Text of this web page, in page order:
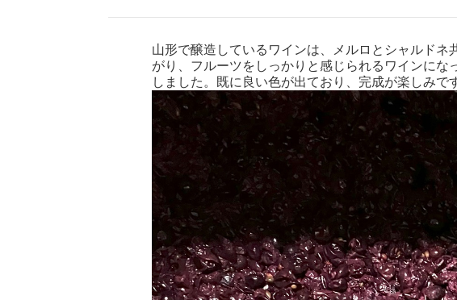
山形で醸造しているワインは、メルロとシャルド
がり、フルーツをしっかりと感じられるワインに
しました。既に良い色が出ており、完成が楽しみで